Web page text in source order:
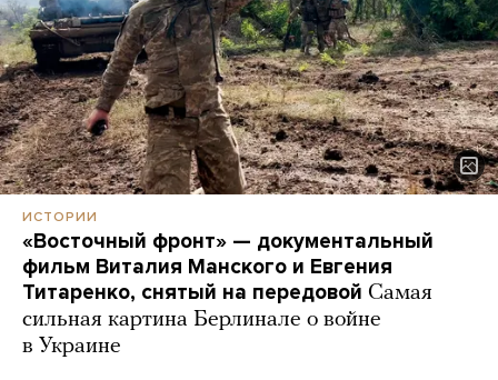
ИСТОРИИ
«Восточный фронт» — документальный
фильм Виталия Манского и Евгения
Титаренко, снятый на передовой Самая
сильная картина Берлинале о войне
в Украине